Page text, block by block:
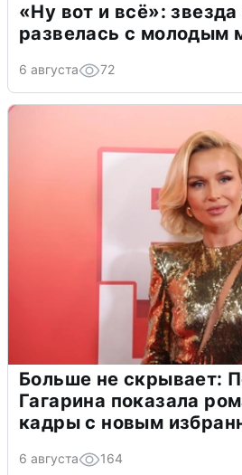
«Ну вот и всё»:
развелась с молодым
6 августа 72
Больше не скрывает:
Гагарина показала
кадры с новым
6 августа 164